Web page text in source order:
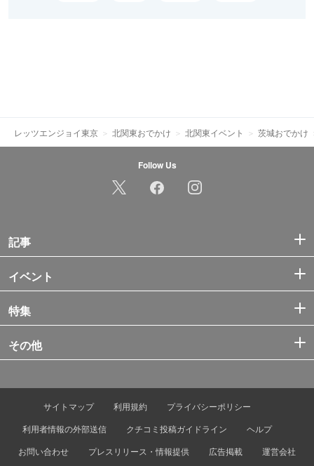
レッツエンジョイ東京 北関東おでかけ 北関東イベント 茨城おでかけ
Follow Us
記事
イベント
特集
その他
サイトマップ 利用規約
プライバシーポリシー
利用者情報の外部送信
クチコミ投稿ガイドライン
ヘルプ
お問い合わせ
プレスリリース・情報提供 広告掲載 運営会社